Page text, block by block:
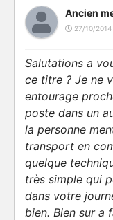
Ancien
27/10/2014
Salutations a
ce titre ? Je ne
entourage
poste dans un
la personne
transport en
quelque
très simple qui
dans votre
bien. Bien sur a